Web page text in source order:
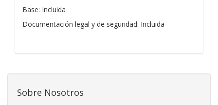
Base: Incluida
Documentación legal y de seguridad: Incluida
Sobre Nosotros